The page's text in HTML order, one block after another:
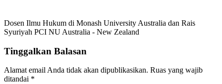
Dosen Ilmu Hukum di Monash University Australia dan Rais
Syuriyah PCI NU Australia - New Zealand
Tinggalkan Balasan
Alamat email Anda tidak akan dipublikasikan. Ruas yang wajib
ditandai *